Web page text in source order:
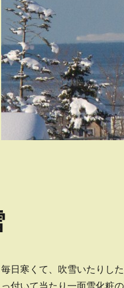
毎日寒くて、吹雪いたりし
っ付いて当たり一面雪化粧の